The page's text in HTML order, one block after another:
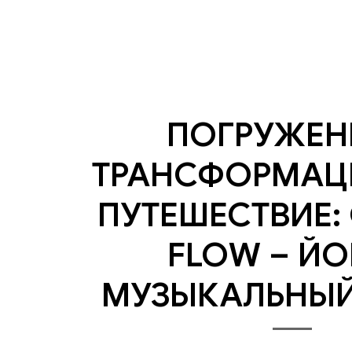
ПУТЕШЕСТВИЕ:
FLOW –